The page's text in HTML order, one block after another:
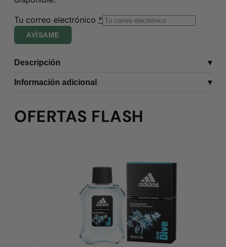
Tu correo electrónico *
AVÍSAME
Descripción
Información adicional
OFERTAS FLASH